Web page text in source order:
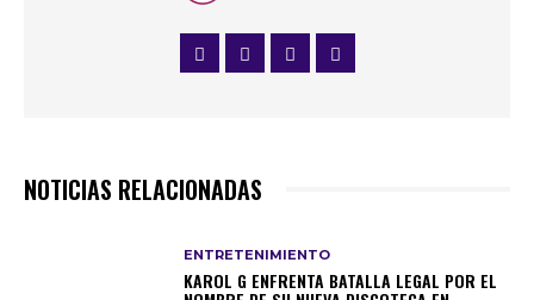
NOTICIAS RELACIONADAS
ENTRETENIMIENTO
KAROL G ENFRENTA BATALLA LEGAL POR EL